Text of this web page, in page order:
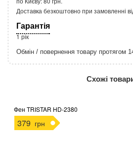
Доставка безкоштовно при замовленні
Гарантія
1 рік
Обмін / повернення товару протягом
Схожі
Фен TRISTAR HD-2380
379 грн